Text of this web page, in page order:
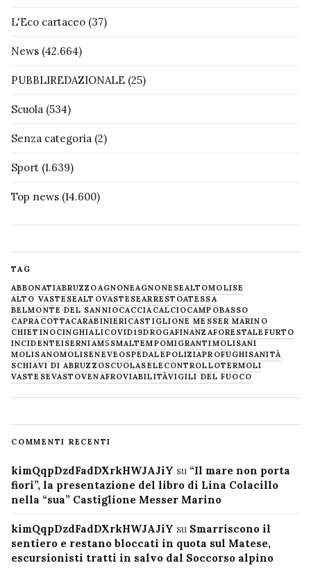
L'Eco cartaceo (37)
News (42.664)
PUBBLIREDAZIONALE (25)
Scuola (534)
Senza categoria (2)
Sport (1.639)
Top news (14.600)
TAG
ABBONATIABRUZZOAGNONEAGNONESEALTOMOLISE
ALTO VASTESEALTOVASTESEARRESTOATESSA
BELMONTE DEL SANNIOCACCIACALCIOCAMPOBASSO
CAPRACOTTACARABINIERICASTIGLIONE MESSER MARINO
CHIETINOCINGHIALICOVID19DROGAFINANZAFORESTALE FURTO
INCIDENTEISERNIAM5SMALTEMPOMIGRANTIMOLISANI
MOLISANOMOLISENEVE OSPEDALEPOLIZIAPROFUGHISANITÀ
SCHIAVI DI ABRUZZOSCUOLASELECONTROLLOTERMOLI
VASTESEVASTOVENAFROVIABILITÀVIGILI DEL FUOCO
COMMENTI RECENTI
kimQqpDzdFadDXrkHWJAJiY su “Il mare non porta
fiori”, la presentazione del libro di Lina Colacillo
nella “sua” Castiglione Messer Marino
kimQqpDzdFadDXrkHWJAJiY su Smarriscono il
sentiero e restano bloccati in quota sul Matese,
escursionisti tratti in salvo dal Soccorso alpino